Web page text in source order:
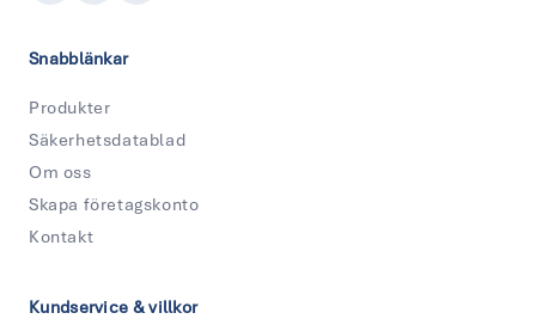
Snabblänkar
Produkter
Säkerhetsdatablad
Om oss
Skapa företagskonto
Kontakt
Kundservice & villkor